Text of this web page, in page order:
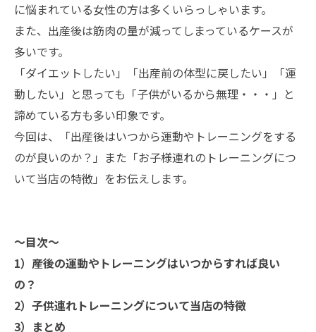
に悩まれている女性の方は多くいらっしゃいます。
また、出産後は筋肉の量が減ってしまっているケースが
多いです。
「ダイエットしたい」「出産前の体型に戻したい」「運
動したい」と思っても「子供がいるから無理・・・」と
諦めている方も多い印象です。
今回は、「出産後はいつから運動やトレーニングをする
のが良いのか？」また「お子様連れのトレーニングにつ
いて当店の特徴」をお伝えします。
〜目次〜
1）産後の運動やトレーニングはいつからすれば良い
の？
2）子供連れトレーニングについて当店の特徴
3）まとめ